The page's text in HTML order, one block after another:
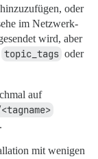
oder
im Netzwerk-
wird, aber
topic_tags oder
auf
mit wenigen